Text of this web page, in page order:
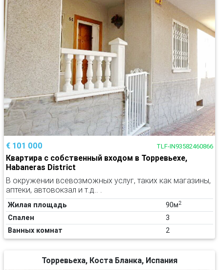
€ 101 000 TLF-IN93582460866
Квартира с собственный входом в Торревьехе,
Habaneras District
В окружении всевозможных услуг, таких как магазины,
аптеки, автовокзал и т.д.. .
Жилая площадь 90м2
Спален
3
Ванных комнат
2
Торревьеха, Коста Бланка, Испания